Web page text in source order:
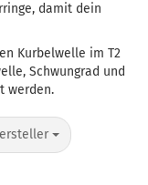
damit dein
Kurbelwelle im T2
Schwungrad und
werden.